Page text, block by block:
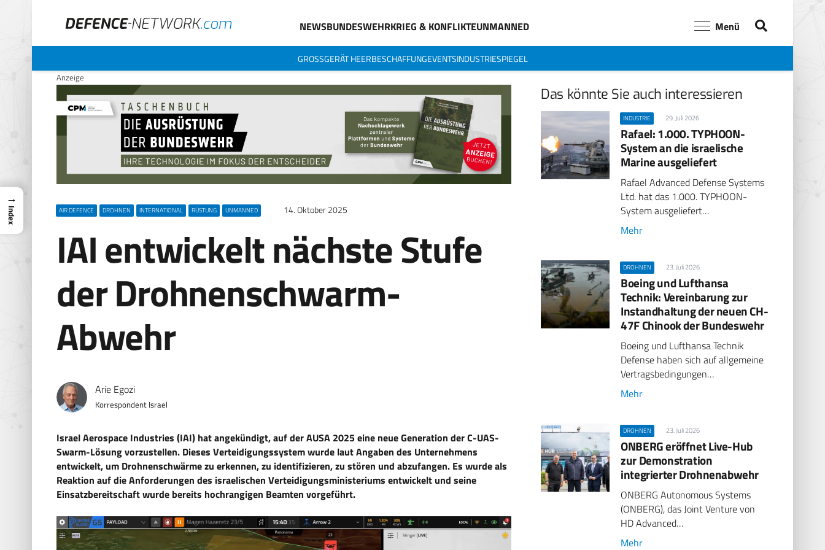
NEWSBUNDESWEHRKRIEG & KONFLIKTEUNMANNED Menü
GROSSGERÄT HEERBESCHAFFUNGEVENTSINDUSTRIESPIEGEL
Anzeige
AIR DEFENCE DROHNEN INTERNATIONAL RÜSTUNG UNMANNED 14. Oktober 2025
IAI entwickelt nächste Stufe
der Drohnenschwarm-
Abwehr
Arie Egozi
Korrespondent Israel
Israel Aerospace Industries (IAI) hat angekündigt, auf der AUSA 2025 eine neue Generation der C-UAS-
Swarm-Lösung vorzustellen. Dieses Verteidigungssystem wurde laut Angaben des Unternehmens
entwickelt, um Drohnenschwärme zu erkennen, zu identifizieren, zu stören und abzufangen. Es wurde als
Reaktion auf die Anforderungen des israelischen Verteidigungsministeriums entwickelt und seine
Einsatzbereitschaft wurde bereits hochrangigen Beamten vorgeführt.
Das könnte Sie auch interessieren
INDUSTRIE 29. Juli 2026
Rafael: 1.000. TYPHOON-
System an die israelische
Marine ausgeliefert
Rafael Advanced Defense Systems
Ltd. hat das 1.000. TYPHOON-
System ausgeliefert…
Mehr
DROHNEN 23. Juli 2026
Boeing und Lufthansa
Technik: Vereinbarung zur
Instandhaltung der neuen CH-
47F Chinook der Bundeswehr
Boeing und Lufthansa Technik
Defense haben sich auf allgemeine
Vertragsbedingungen…
Mehr
DROHNEN 23. Juli 2026
ONBERG eröffnet Live-Hub
zur Demonstration
integrierter Drohnenabwehr
ONBERG Autonomous Systems
(ONBERG), das Joint Venture von
HD Advanced…
Mehr
→
Index